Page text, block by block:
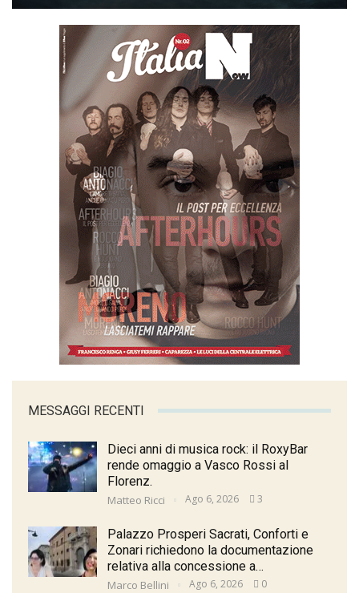
MESSAGGI RECENTI
Dieci anni di musica rock: il RoxyBar
rende omaggio a Vasco Rossi al
Florenz.
Matteo Ricci Ago 6, 2026 3
Palazzo Prosperi Sacrati, Conforti e
Zonari richiedono la documentazione
relativa alla concessione a…
Marco Bellini Ago 6, 2026 0